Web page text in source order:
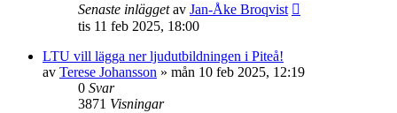
Senaste inläggetav Jan-Åke Broqvist
tis 11 feb 2025, 18:00
LTU vill lägga ner ljudutbildningen i Piteå!
av Terese Johansson » mån 10 feb 2025, 12:19
0 Svar
3871 Visningar